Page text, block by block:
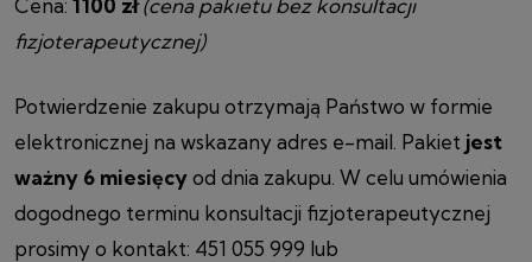
fizjoterapeutycznej)
Potwierdzenie zakupu otrzymają Państwo w formie
elektronicznej na wskazany adres e-mail. Pakiet jest
ważny 6 miesięcyod dnia zakupu. W celu umówienia
dogodnego terminu konsultacji fizjoterapeutycznej
prosimy o kontakt: 451 055 999 lub